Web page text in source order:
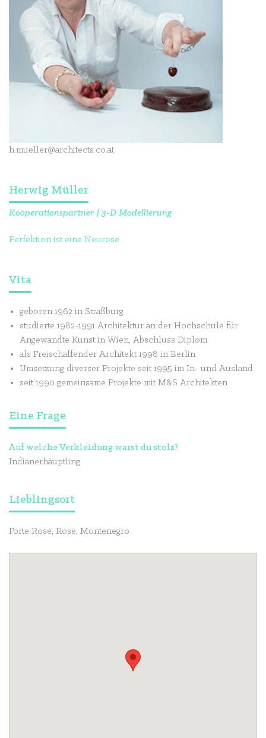
h.mueller@architects.co.at
Herwig Müller
Kooperationspartner | 3-D Modellierung
Perfektion ist eine Neurose.
Vita
geboren 1962 in Straßburg
studierte 1982-1991 Architektur an der Hochschule für
Angewandte Kunst in Wien, Abschluss Diplom
als Freischaffender Architekt 1998 in Berlin
Umsetzung diverser Projekte seit 1995 im In- und Ausland
seit 1990 gemeinsame Projekte mit M&S Architekten
Eine Frage
Auf welche Verkleidung warst du stolz?
Indianerhäuptling
Lieblingsort
Forte Rose, Rose, Montenegro